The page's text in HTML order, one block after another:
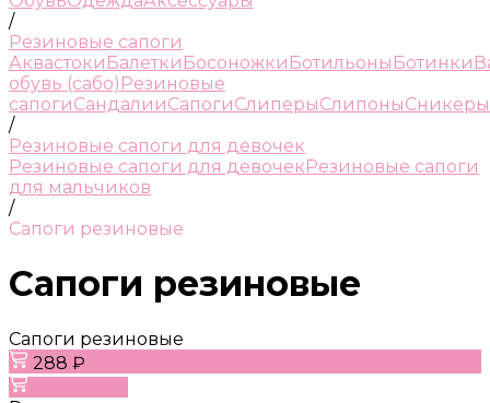
/
Резиновые сапоги
Аквастоки Балетки Босоножки Ботильоны Ботинки
обувь (сабо) Резиновые
сапогиСандалииСапогиСлиперыСлипоныСникеры
/
Резиновые сапоги для девочек
Резиновые сапоги для девочекРезиновые сапоги
для мальчиков
/
Сапоги резиновые
Сапоги резиновые
Сапоги резиновые
288 ₽